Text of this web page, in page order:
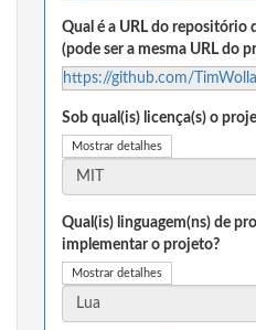
Qual é a URL do repositório
(pode ser a mesma URL do
https://github.com/
Sob qual(is) licença(s) o
Mostrar detalhes
Qual(is) linguagem(ns) de
implementar o projeto?
Mostrar detalhes